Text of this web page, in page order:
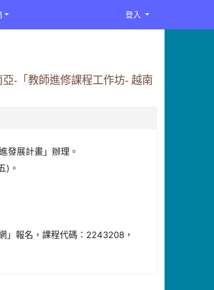
登入
-「教師進修課程工作坊- 越南
發展計畫」辦理。
)。
」報名，課程代碼：2243208，